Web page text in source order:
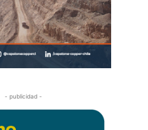
- publicidad -